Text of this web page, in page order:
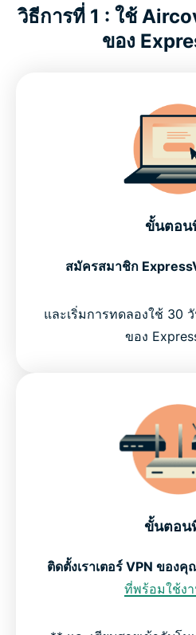
วิธีการที่ 1 : ใช้
ของ
ขั้นตอน
สมัครสมาชิก
และเริ่มการทดลองใช้ 30
ของ
ขั้นตอน
ติดตั้งเราเตอร์ VPN ของคุ
ที่พร้อมใช้ง